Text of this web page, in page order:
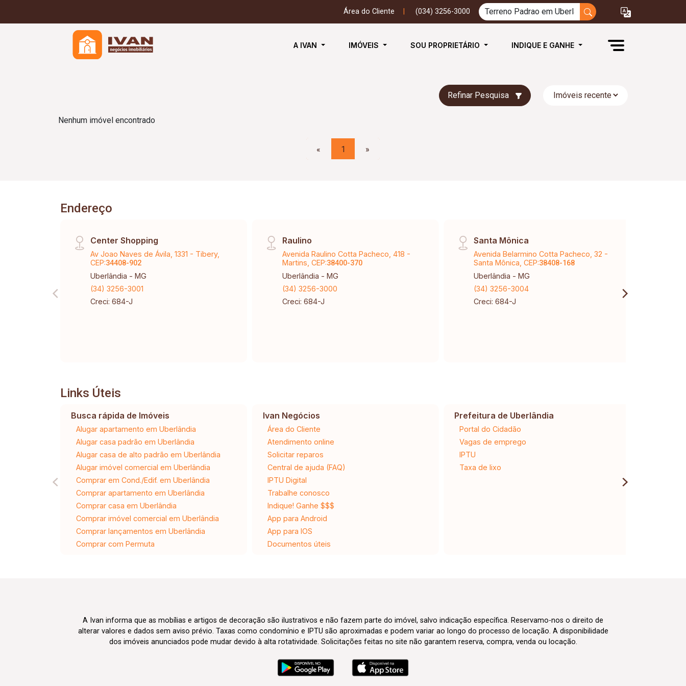
Área do Cliente (034) 3256-3000
A IVAN IMÓVEIS SOU PROPRIETÁRIO INDIQUE E GANHE
Refinar Pesquisa
Nenhum imóvel encontrado
« 1 »
Endereço
Center Shopping
Av Joao Naves de Ávila, 1331 - Tibery,
CEP:34408-902
Uberlândia - MG
(34) 3256-3001
Creci: 684-J
Raulino
Avenida Raulino Cotta Pacheco, 418 -
Martins, CEP:38400-370
Uberlândia - MG
(34) 3256-3000
Creci: 684-J
Santa Mônica
Avenida Belarmino Cotta Pacheco, 32 -
Santa Mônica, CEP:38408-168
Uberlândia - MG
(34) 3256-3004
Creci: 684-J
Links Úteis
Busca rápida de Imóveis
Alugar apartamento em Uberlândia
Alugar casa padrão em Uberlândia
Alugar casa de alto padrão em Uberlândia
Alugar imóvel comercial em Uberlândia
Comprar em Cond./Edif. em Uberlândia
Comprar apartamento em Uberlândia
Comprar casa em Uberlândia
Comprar imóvel comercial em Uberlândia
Comprar lançamentos em Uberlândia
Comprar com Permuta
Ivan Negócios
Área do Cliente
Atendimento online
Solicitar reparos
Central de ajuda (FAQ)
IPTU Digital
Trabalhe conosco
Indique! Ganhe $$$
App para Android
App para IOS
Documentos úteis
Prefeitura de Uberlândia
Portal do Cidadão
Vagas de emprego
IPTU
Taxa de lixo
A Ivan informa que as mobílias e artigos de decoração são ilustrativos e não fazem parte do imóvel, salvo indicação específica. Reservamo-nos o direito de
alterar valores e dados sem aviso prévio. Taxas como condomínio e IPTU são aproximadas e podem variar ao longo do processo de locação. A disponibilidade
dos imóveis anunciados pode mudar devido à alta rotatividade. Solicitações feitas no site não garantem reserva, compra, venda ou locação.